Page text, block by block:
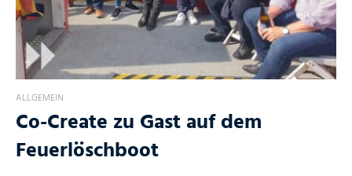
ALLGEMEIN
Co-Create zu Gast auf dem
Feuerlöschboot